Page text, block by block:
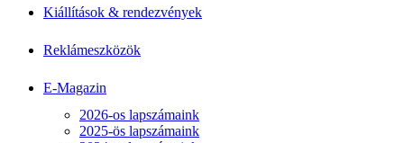
Kiállítások & rendezvények
Reklámeszközök
E-Magazin
2026-os lapszámaink
2025-ös lapszámaink